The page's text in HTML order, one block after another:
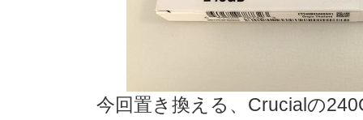
今回置き換える、Crucialの